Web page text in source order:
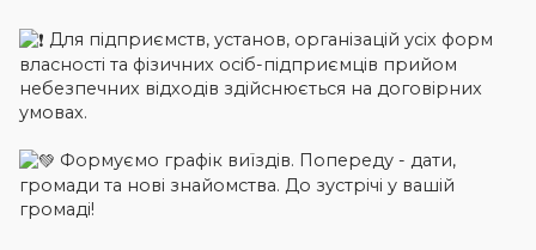
Для підприємств, установ, організацій усіх форм
власності та фізичних осіб-підприємців прийом
небезпечних відходів здійснюється на договірних
умовах.
Формуємо графік виїздів. Попереду - дати,
громади та нові знайомства. До зустрічі у вашій
громаді!